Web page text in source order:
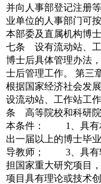
并向人事部登记注
业单位的人事部门可
本部委及直属机构
七条 设有流动站、工
博士后具体管理办法
士后管理工作。 第
根据国家经济社会发
设流动站、工作站
条 高等院校和科研院
本条件： 1、具有相
出一届以上的博士
导教师； 3、具有较
担国家重大研究项目
项目具有理论或技